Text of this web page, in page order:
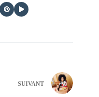
SUIVANT